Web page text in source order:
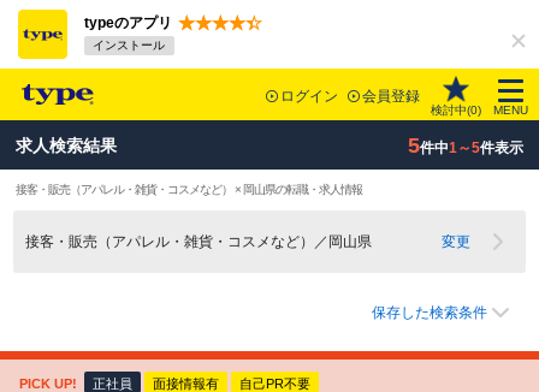
typeのアプリ
インストール
ログイン 会員登録
検討中(0) MENU
求人検索結果 5件中1～5件表示
接客・販売（アパレル・雑貨・コスメなど） × 岡山県の転職・求人情報
接客・販売（アパレル・雑貨・コスメなど）／岡山県 変更
保存した検索条件
PICK UP! 正社員 面接情報有 自己PR不要